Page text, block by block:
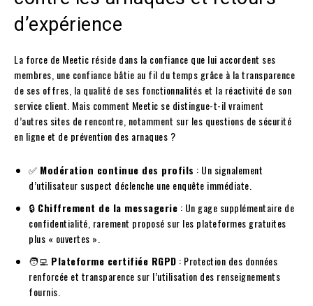
d’expérience
La force de Meetic réside dans la confiance que lui accordent ses
membres, une confiance bâtie au fil du temps grâce à la transparence
de ses offres, la qualité de ses fonctionnalités et la réactivité de son
service client. Mais comment Meetic se distingue-t-il vraiment
d’autres sites de rencontre, notamment sur les questions de sécurité
en ligne et de prévention des arnaques ?
✅ Modération continue des profils : Un signalement
d’utilisateur suspect déclenche une enquête immédiate.
🔒 Chiffrement de la messagerie : Un gage supplémentaire de
confidentialité, rarement proposé sur les plateformes gratuites
plus « ouvertes ».
🧑‍💻 Plateforme certifiée RGPD : Protection des données
renforcée et transparence sur l’utilisation des renseignements
fournis.